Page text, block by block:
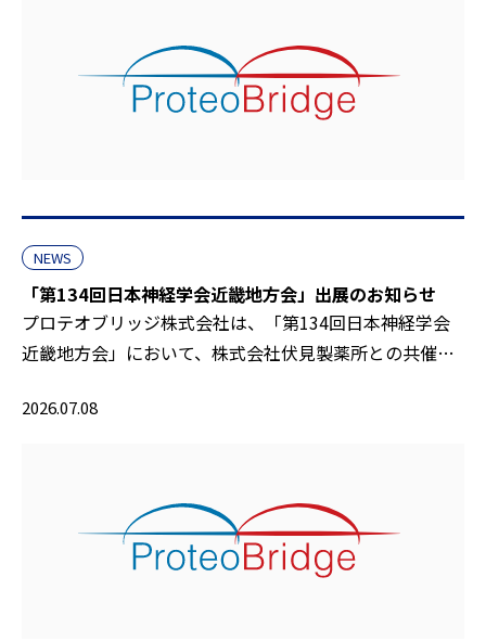
NEWS
「第134回日本神経学会近畿地方会」出展のお知らせ
プロテオブリッジ株式会社は、「第134回日本神経学会
近畿地方会」において、株式会社伏見製薬所との共催…
2026.07.08